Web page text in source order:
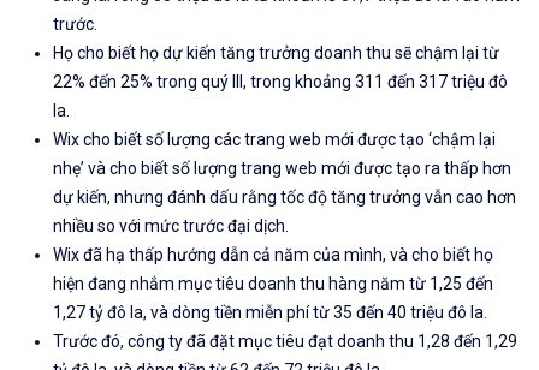
trước.
Họ cho biết họ dự kiến ​​tăng trưởng doanh thu sẽ chậm lại từ
22% đến 25% trong quý III, trong khoảng 311 đến 317 triệu đô
la.
Wix cho biết số lượng các trang web mới được tạo ‘chậm lại
nhẹ’ và cho biết số lượng trang web mới được tạo ra thấp hơn
dự kiến, nhưng đánh dấu rằng tốc độ tăng trưởng vẫn cao hơn
nhiều so với mức trước đại dịch.
Wix đã hạ thấp hướng dẫn cả năm của mình, và cho biết họ
hiện đang nhắm mục tiêu doanh thu hàng năm từ 1,25 đến
1,27 tỷ đô la, và dòng tiền miễn phí từ 35 đến 40 triệu đô la.
Trước đó, công ty đã đặt mục tiêu đạt doanh thu 1,28 đến 1,29